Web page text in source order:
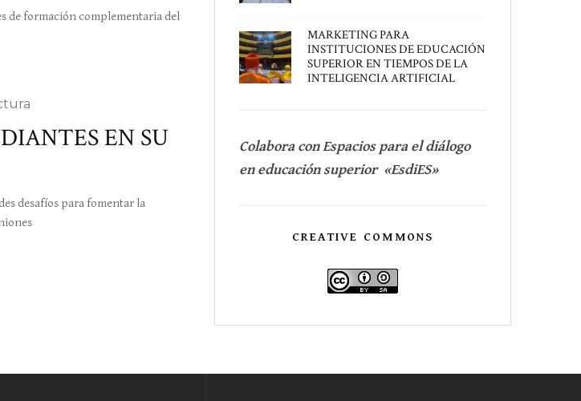
de formación complementaria del
EN SU
desafíos para fomentar la
MARKETING PARA
INSTITUCIONES DE EDUCACIÓN
SUPERIOR EN TIEMPOS DE LA
INTELIGENCIA ARTIFICIAL
Colabora con Espacios para el diálogo
en educación superior «EsdiES»
CREATIVE COMMONS